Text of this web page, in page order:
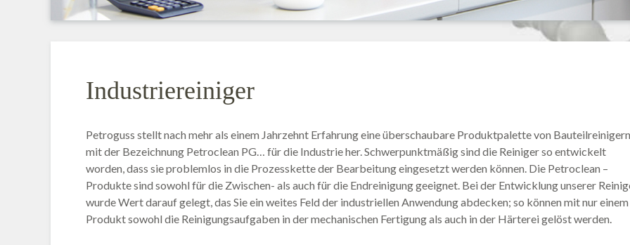
Industriereiniger
Petroguss stellt nach mehr als einem Jahrzehnt Erfahrung eine überschaubare Produktpalette von Bauteilreinigern
mit der Bezeichnung Petroclean PG… für die Industrie her. Schwerpunktmäßig sind die Reiniger so entwickelt
worden, dass sie problemlos in die Prozesskette der Bearbeitung eingesetzt werden können. Die Petroclean –
Produkte sind sowohl für die Zwischen- als auch für die Endreinigung geeignet. Bei der Entwicklung unserer
wurde Wert darauf gelegt, das Sie ein weites Feld der industriellen Anwendung abdecken; so können mit nur einem
Produkt sowohl die Reinigungsaufgaben in der mechanischen Fertigung als auch in der Härterei gelöst werden.